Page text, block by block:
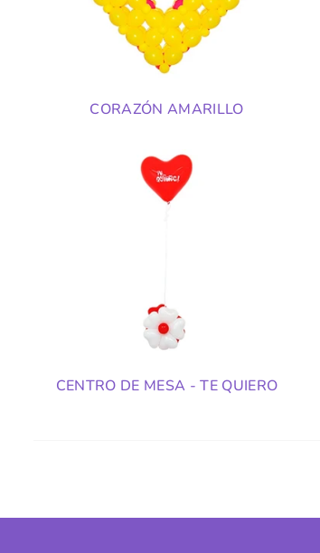
CORAZÓN AMARILLO
CENTRO DE MESA - TE QUIERO